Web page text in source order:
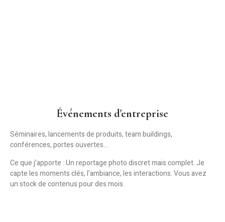
Événements d'entreprise
Séminaires, lancements de produits, team buildings,
conférences, portes ouvertes…
Ce que j’apporte :Un reportage photo discret mais complet. Je
capte les moments clés, l’ambiance, les interactions. Vous avez
un stock de contenus pour des mois.